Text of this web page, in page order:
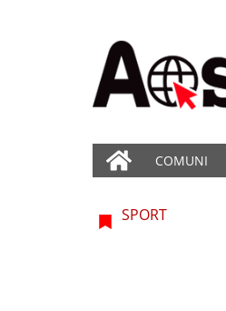
COMUNI
SPORT